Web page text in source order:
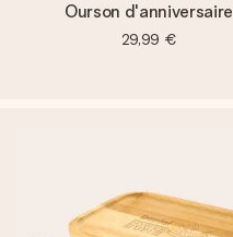
Ourson d'anniversaire
29,99 €